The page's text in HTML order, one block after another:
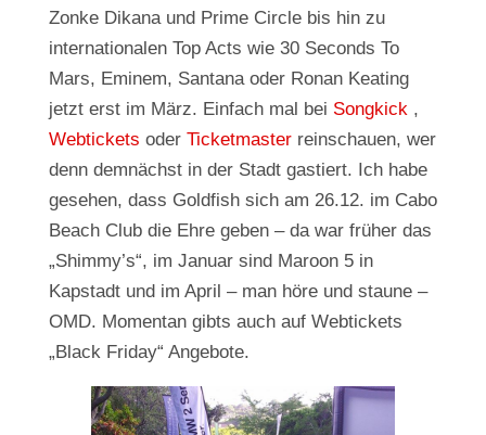
Zonke Dikana und Prime Circle bis hin zu
internationalen Top Acts wie 30 Seconds To
Mars, Eminem, Santana oder Ronan Keating
jetzt erst im März. Einfach mal bei Songkick,
Webtickets oder Ticketmasterreinschauen, wer
denn demnächst in der Stadt gastiert. Ich habe
gesehen, dass Goldfish sich am 26.12. im Cabo
Beach Club die Ehre geben – da war früher das
„Shimmy’s“, im Januar sind Maroon 5 in
Kapstadt und im April – man höre und staune –
OMD. Momentan gibts auch auf Webtickets
„Black Friday“ Angebote.